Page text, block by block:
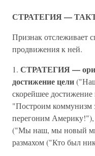
СТРАТЕГИЯ —
Признак отслеживает
продвижения к ней.
1. СТРАТЕГИЯ —
достижение цели
скорейшее
"Построим коммунизм
перегоним Америку!"),
("Мы наш, мы новый
размахом ("Кто был